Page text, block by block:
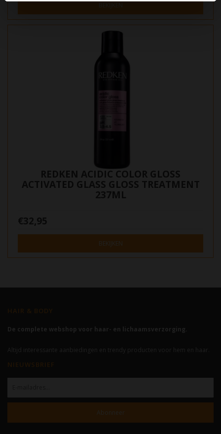
REDKEN ACIDIC COLOR GLOSS
ACTIVATED GLASS GLOSS TREATMENT
237ML
€32,95
BEKIJKEN
HAIR & BODY
De complete webshop voor haar- en lichaamsverzorging.
Altijd interessante aanbiedingen en trendy producten voor hem en haar.
NIEUWSBRIEF
Abonneer